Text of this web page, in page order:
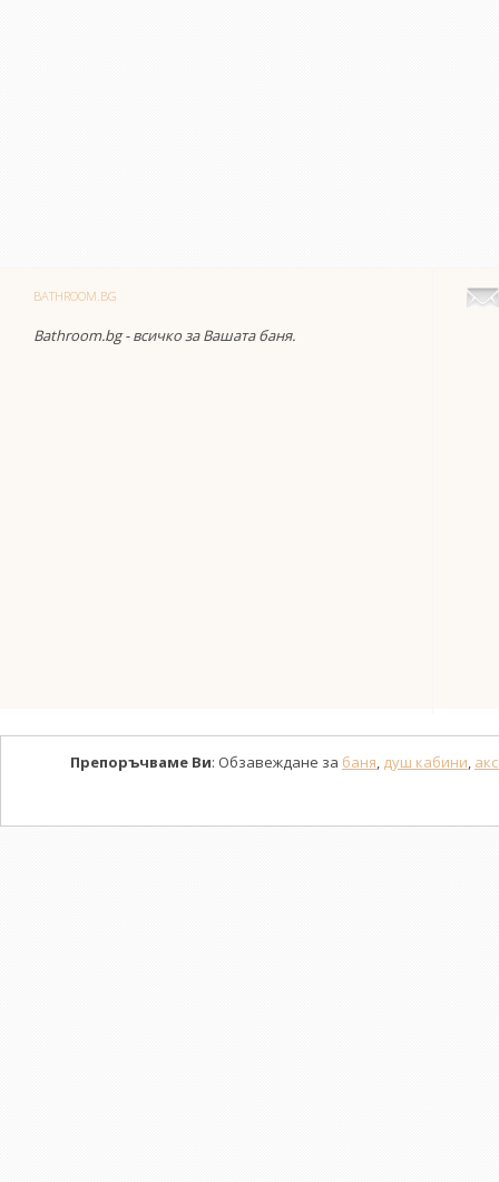
BATHROOM.BG
Bathroom.bg - всичко за Вашата баня.
Препоръчваме Ви: Обзавеждане за баня, душ кабини,